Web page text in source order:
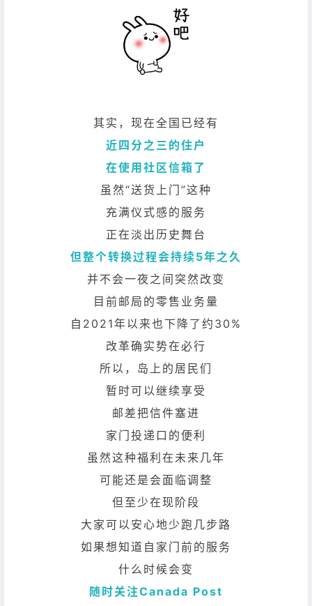
其实，现在全国已经有
近四分之三的住户
在使用社区信箱了
虽然“送货上门”这种
充满仪式感的服务
正在淡出历史舞台
但整个转换过程会持续5年之久
并不会一夜之间突然改变
目前邮局的零售业务量
自2021年以来也下降了约30%
改革确实势在必行
所以，岛上的居民们
暂时可以继续享受
邮差把信件塞进
家门投递口的便利
虽然这种福利在未来几年
可能还是会面临调整
但至少在现阶段
大家可以安心地少跑几步路
如果想知道自家门前的服务
什么时候会变
随时关注Canada Post